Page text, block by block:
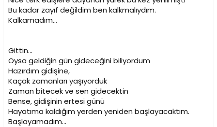
Bu kadar zayıf değildim ben kalkmalıydım.
Kalkamadım...
Gittin...
Oysa geldiğin gün gideceğini biliyordum
Hazırdım gidişine,
Kaçak zamanları yaşıyorduk
Zaman bitecek ve sen gidecektin
Bense, gidişinin ertesi günü
Hayatıma kaldığım yerden yeniden başlayacaktım.
Başlayamadım...